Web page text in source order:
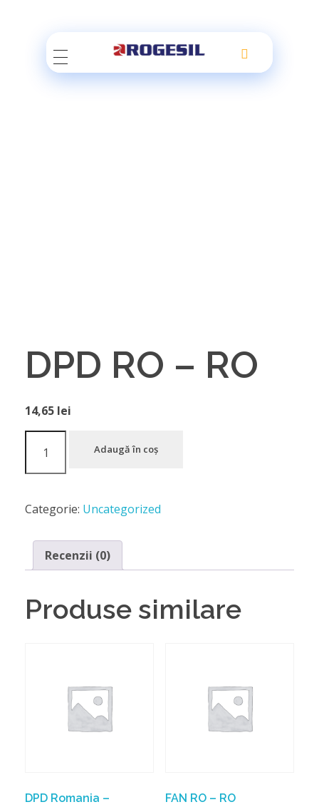
Rogesil
DPD RO – RO
14,65 lei
Adaugă în coș
Categorie: Uncategorized
Recenzii (0)
Produse similare
DPD Romania –
FAN RO – RO